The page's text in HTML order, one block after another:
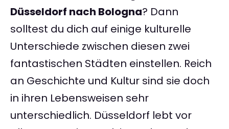
Düsseldorf nach Bologna? Dann
solltest du dich auf einige kulturelle
Unterschiede zwischen diesen zwei
fantastischen Städten einstellen. Reich
an Geschichte und Kultur sind sie doch
in ihren Lebensweisen sehr
unterschiedlich. Düsseldorf lebt vor